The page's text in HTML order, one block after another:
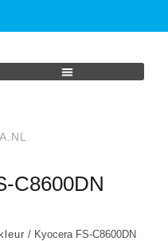
C8600DN
/ Kyocera FS-C8600DN